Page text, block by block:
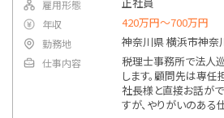
雇用形態
年収 420万円〜700万円
勤務地 神奈川県 横浜市神奈
仕事内容
税理士事務所で法人
します。顧問先は専任
社長様と直接お話が
すが、やりがいのある